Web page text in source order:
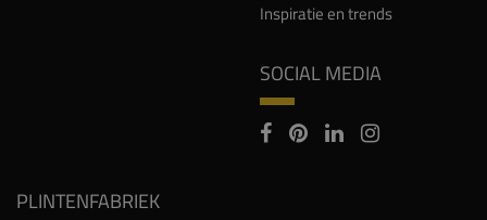
Inspiratie en trends
SOCIAL MEDIA
PLINTENFABRIEK